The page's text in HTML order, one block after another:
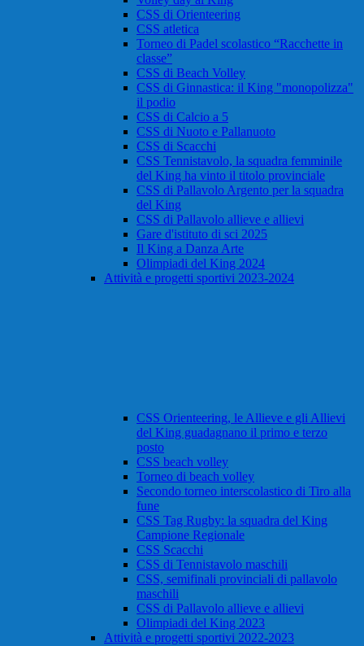
CSS di Orienteering
CSS atletica
Torneo di Padel scolastico “Racchette in
classe”
CSS di Beach Volley
CSS di Ginnastica: il King "monopolizza"
il podio
CSS di Calcio a 5
CSS di Nuoto e Pallanuoto
CSS di Scacchi
CSS Tennistavolo, la squadra femminile
del King ha vinto il titolo provinciale
CSS di Pallavolo Argento per la squadra
del King
CSS di Pallavolo allieve e allievi
Gare d'istituto di sci 2025
Il King a Danza Arte
Olimpiadi del King 2024
Attività e progetti sportivi 2023-2024
CSS Orienteering, le Allieve e gli Allievi
del King guadagnano il primo e terzo
posto
CSS beach volley
Torneo di beach volley
Secondo torneo interscolastico di Tiro alla
fune
CSS Tag Rugby: la squadra del King
Campione Regionale
CSS Scacchi
CSS di Tennistavolo maschili
CSS, semifinali provinciali di pallavolo
maschili
CSS di Pallavolo allieve e allievi
Olimpiadi del King 2023
Attività e progetti sportivi 2022-2023